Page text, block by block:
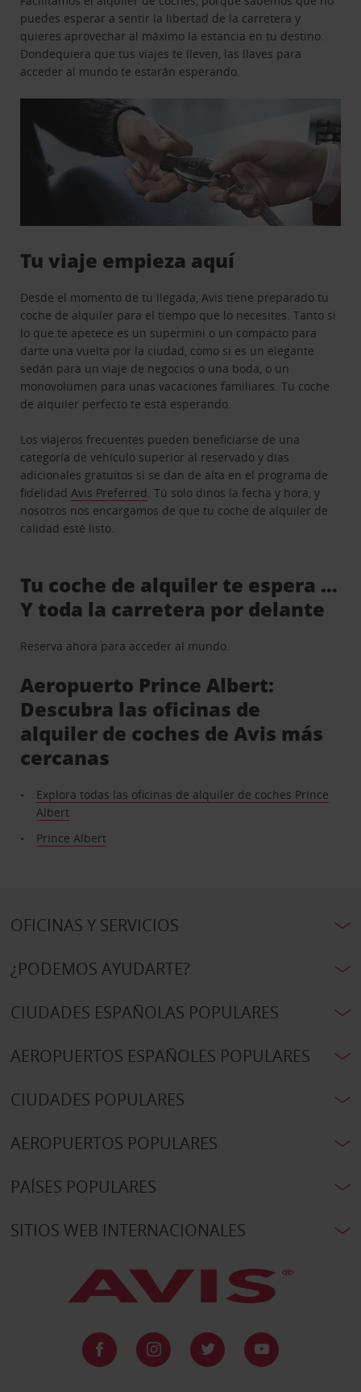
puedes esperar a sentir la libertad de la carretera y
quieres aprovechar al máximo la estancia en tu destino.
Dondequiera que tus viajes te lleven, las llaves para
acceder al mundo te estarán esperando.
Tu viaje empieza aquí
Desde el momento de tu llegada, Avis tiene preparado tu
coche de alquiler para el tiempo que lo necesites. Tanto si
lo que te apetece es un supermini o un compacto para
darte una vuelta por la ciudad, como si es un elegante
sedán para un viaje de negocios o una boda, o un
monovolumen para unas vacaciones familiares. Tu coche
de alquiler perfecto te está esperando.
Los viajeros frecuentes pueden beneficiarse de una
categoría de vehículo superior al reservado y días
adicionales gratuitos si se dan de alta en el programa de
fidelidadAvis Preferred. Tú solo dinos la fecha y hora, y
nosotros nos encargamos de que tu coche de alquiler de
calidad esté listo.
Tu coche de alquiler te espera …
Y toda la carretera por delante
Reserva ahora para acceder al mundo.
Aeropuerto Prince Albert:
Descubra las oficinas de
alquiler de coches de Avis más
cercanas
Explora todas las oficinas de alquiler de coches Prince
Albert
Prince Albert
OFICINAS Y SERVICIOS
¿PODEMOS AYUDARTE?
CIUDADES ESPAÑOLAS POPULARES
AEROPUERTOS ESPAÑOLES POPULARES
CIUDADES POPULARES
AEROPUERTOS POPULARES
PAÍSES POPULARES
SITIOS WEB INTERNACIONALES